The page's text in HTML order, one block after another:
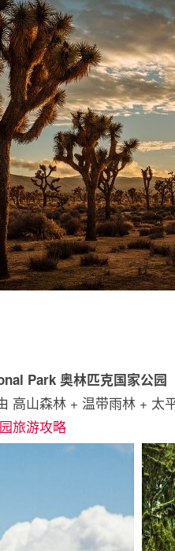
Park 奥林匹克国家公园
高山森林 + 温带雨林 + 太
旅游攻略